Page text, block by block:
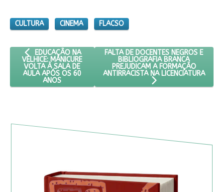
CULTURA CINEMA FLACSO
ARTIGO ANTERIOR: EDUCAÇÃO NA VELHICE: MANICURE
EDUCAÇÃO NA
VELHICE: MANICURE
VOLTA À SALA DE
AULA APÓS OS 60
ANOS
PRÓXIMO ARTIGO: FALTA DE
FALTA DE DOCENTES NEGROS E
BIBLIOGRAFIA BRANCA
PREJUDICAM A FORMAÇÃO
ANTIRRACISTA NA LICENCIATURA